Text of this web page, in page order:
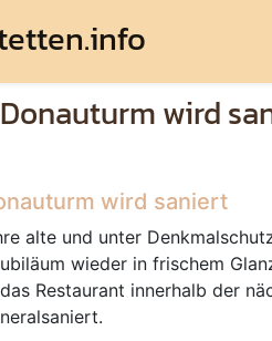
wird
wird saniert
alte und unter
wieder in frischem
Restaurant innerhalb der